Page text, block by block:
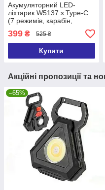
Акумуляторний LED-
ліхтарик W5137 з Type-C
(7 режимів, карабін,
штатив
399 ₴ 525 ₴
Купити
Акційні пропозиції та
–65%